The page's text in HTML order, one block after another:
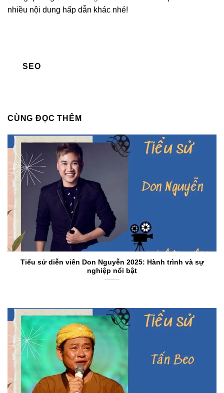
nhiều nội dung hấp dẫn khác nhé!
SEO
CÙNG ĐỌC THÊM
Tiểu sử diễn viên Don Nguyễn 2025: Hành trình và sự
nghiệp nổi bật